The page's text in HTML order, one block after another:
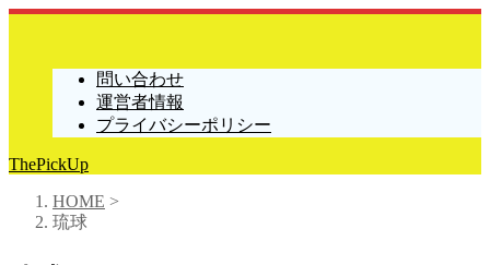
問い合わせ
運営者情報
プライバシーポリシー
ThePickUp
HOME >
琉球